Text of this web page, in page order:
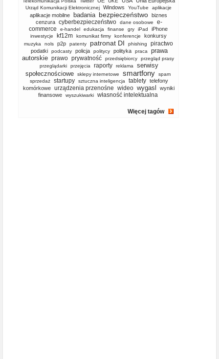
Urząd Komunikacji Elektronicznej Windows YouTube aplikacje
aplikacje mobilne badania bezpieczeństwo biznes
cenzura cyberbezpieczeństwo dane osobowe
e-
commerce
e-handel edukacja finanse gry iPad iPhone
inwestycje kf12m komunikat firmy konferencje konkursy
muzyka nols p2p patenty patronat DI phishing piractwo
podatki podcasty policja politycy polityka praca
prawa
autorskie prawo prywatność przedsiębiorcy
przegląd prasy
przeglądarki
przejęcia raporty reklama
serwisy
społecznościowe
sklepy internetowe smartfony
spam
sprzedaż
startupy sztuczna inteligencja tablety telefony
komórkowe
urządzenia przenośne wideo wygasl
wyniki
finansowe
wyszukiwarki własność intelektualna
Więcej tagów